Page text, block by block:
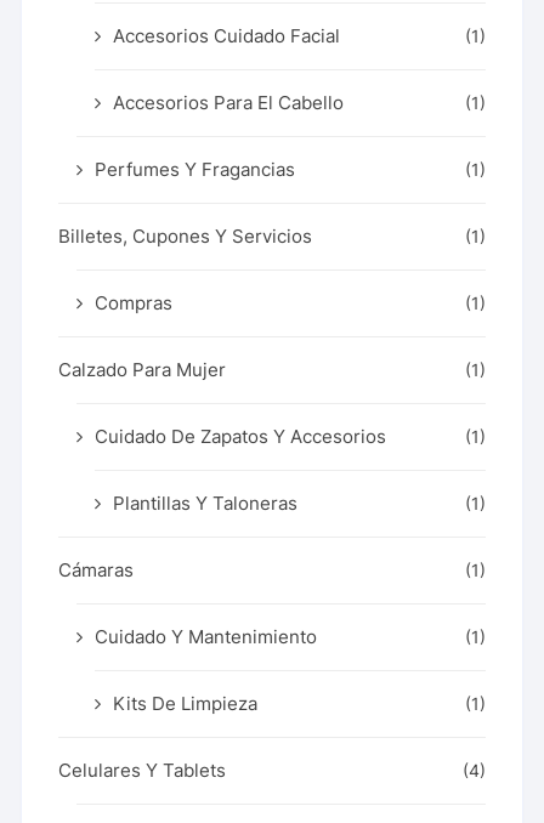
Accesorios Cuidado Facial (1)
Accesorios Para El Cabello (1)
Perfumes Y Fragancias (1)
Billetes, Cupones Y Servicios (1)
Compras (1)
Calzado Para Mujer (1)
Cuidado De Zapatos Y Accesorios (1)
Plantillas Y Taloneras (1)
Cámaras (1)
Cuidado Y Mantenimiento (1)
Kits De Limpieza (1)
Celulares Y Tablets (4)